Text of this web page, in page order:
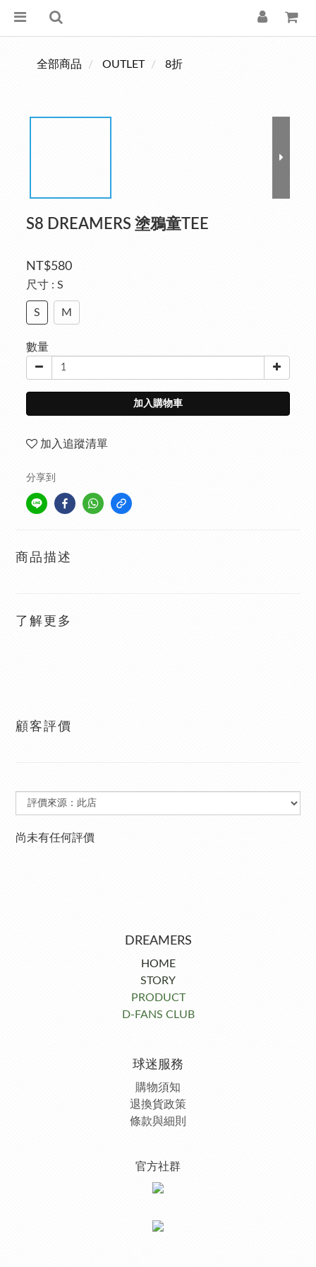
全部商品 OUTLET 8折
S8 DREAMERS 塗鴉童TEE
NT$580
尺寸 : S
S M
數量
加入購物車
加入追蹤清單
分享到
商品描述
了解更多
顧客評價
尚未有任何評價
DREAMERS
HOME
STORY
PRODUCT
D-FANS CLUB
球迷服務
購物須知
退換貨政策
條款與細則
官方社群